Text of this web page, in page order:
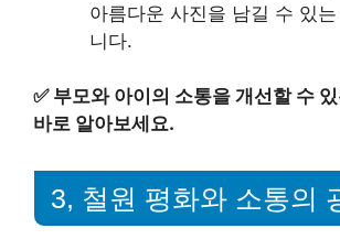
아름다운 사진을 남길 수 있
니다.
✅ 부모와 아이의 소통을 개선할 수
바로 알아보세요.
3, 철원 평화와 소통의